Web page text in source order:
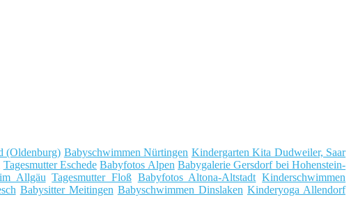
(Oldenburg) Babyschwimmen Nürtingen Kindergarten Kita Dudweiler, Saar
Tagesmutter Eschede Babyfotos Alpen Babygalerie Gersdorf bei Hohenstein-
Allgäu Tagesmutter Floß Babyfotos Altona-Altstadt Kinderschwimmen
Babysitter Meitingen Babyschwimmen Dinslaken Kinderyoga Allendorf